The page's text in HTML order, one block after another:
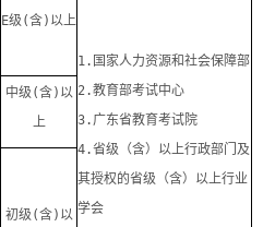
E级 (含) 以上
1. 国家人力资源和社会保障部
2.教育部考试中心
3. 广东省教育考试院
4.省级（含）以上行政部门及
其授权的省级（含）以上行业
学会
中级 (含) 以
上
初级 (含) 以